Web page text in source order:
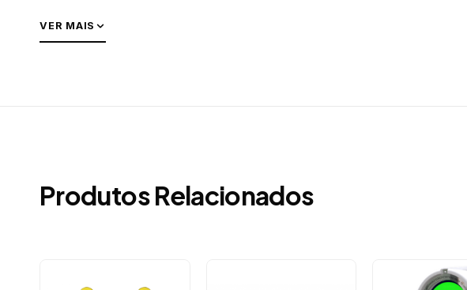
Simples de substituir
VER MAIS
Produtos Relacionados